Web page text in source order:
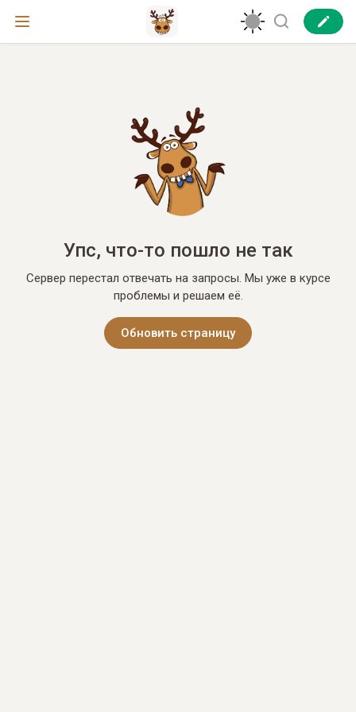
Упс, что-то пошло не так
Сервер перестал отвечать на запросы. Мы уже в курсе
проблемы и решаем её.
Обновить страницу